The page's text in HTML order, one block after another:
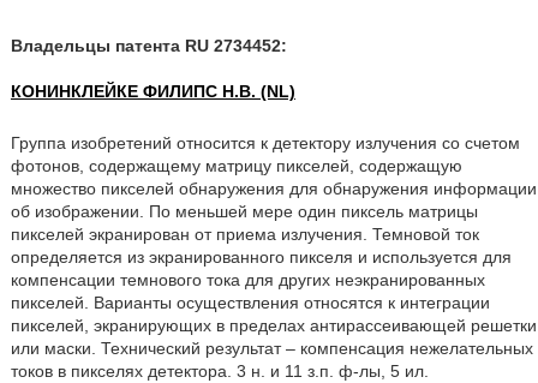
Владельцы патента RU 2734452:
КОНИНКЛЕЙКЕ ФИЛИПС Н.В. (NL)
Группа изобретений относится к детектору излучения со счетом
фотонов, содержащему матрицу пикселей, содержащую
множество пикселей обнаружения для обнаружения информации
об изображении. По меньшей мере один пиксель матрицы
пикселей экранирован от приема излучения. Темновой ток
определяется из экранированного пикселя и используется для
компенсации темнового тока для других неэкранированных
пикселей. Варианты осуществления относятся к интеграции
пикселей, экранирующих в пределах антирассеивающей решетки
или маски. Технический результат – компенсация нежелательных
токов в пикселях детектора. 3 н. и 11 з.п. ф-лы, 5 ил.